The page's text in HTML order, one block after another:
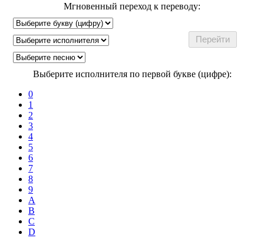
Мгновенный переход к переводу:
Выберите исполнителя по первой букве (цифре):
0
1
2
3
4
5
6
7
8
9
A
B
C
D